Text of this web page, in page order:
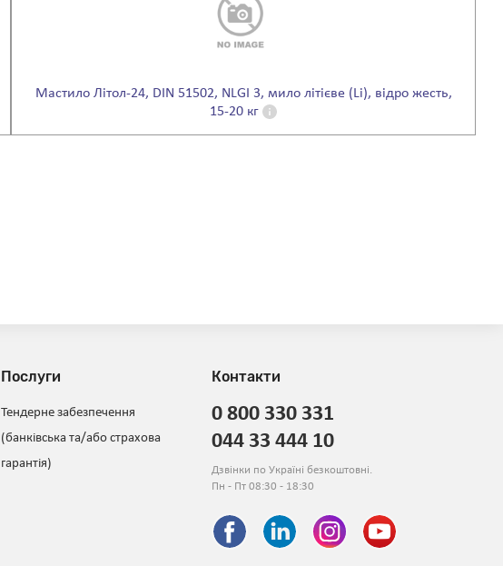
Мастило Літол-24, DIN 51502, NLGI 3, мило літієве (Li), відро жесть,
15-20 кг
Послуги
Тендерне забезпечення
(банківська та/або страхова
гарантія)
Контакти
0 800 330 331
044 33 444 10
Дзвінки по Україні безкоштовні.
Пн - Пт 08:30 - 18:30